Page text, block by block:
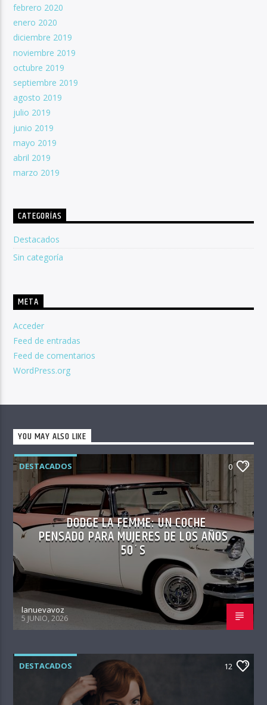
febrero 2020
enero 2020
diciembre 2019
noviembre 2019
octubre 2019
septiembre 2019
agosto 2019
julio 2019
junio 2019
mayo 2019
abril 2019
marzo 2019
CATEGORÍAS
Destacados
Sin categoría
META
Acceder
Feed de entradas
Feed de comentarios
WordPress.org
YOU MAY ALSO LIKE
DESTACADOS 0
DODGE LA FEMME: UN COCHE
PENSADO PARA MUJERES DE LOS AÑOS
50´S
lanuevavoz
5 JUNIO, 2026
DESTACADOS 12